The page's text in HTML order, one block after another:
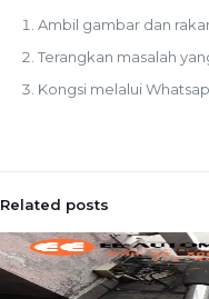
Ambil gambar dan
Terangkan masalah
Kongsi melalui
Related posts